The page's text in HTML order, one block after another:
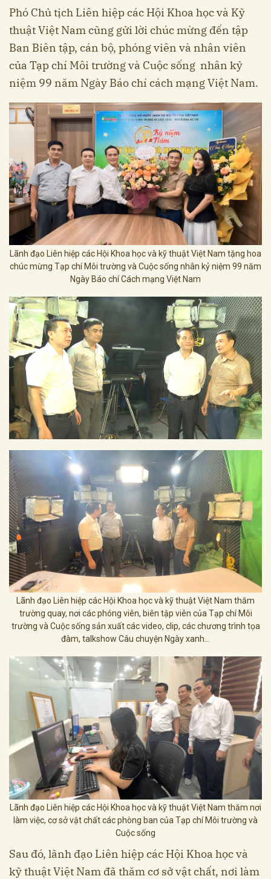
Phó Chủ tịch Liên hiệp các Hội Khoa học và Kỹ
thuật Việt Nam cũng gửi lời chúc mừng đến tập
Ban Biên tập, cán bộ, phóng viên và nhân viên
của Tạp chí Môi trường và Cuộc sống nhân kỷ
niệm 99 năm Ngày Báo chí cách mạng Việt Nam.
Lãnh đạo Liên hiệp các Hội Khoa học và kỹ thuật Việt Nam tặng hoa
chúc mừng Tạp chí Môi trường và Cuộc sống nhân kỷ niệm 99 năm
Ngày Báo chí Cách mạng Việt Nam
Lãnh đạo Liên hiệp các Hội Khoa học và kỹ thuật Việt Nam thăm
trường quay, nơi các phóng viên, biên tập viên của Tạp chí Môi
trường và Cuộc sống sản xuất các video, clip, các chương trình tọa
đàm, talkshow Câu chuyện Ngày xanh...
Lãnh đạo Liên hiệp các Hội Khoa học và kỹ thuật Việt Nam thăm nơi
làm việc, cơ sở vật chất các phòng ban của Tạp chí Môi trường và
Cuộc sống
Sau đó, lãnh đạo Liên hiệp các Hội Khoa học và
kỹ thuật Việt Nam đã thăm cơ sở vật chất, nơi làm